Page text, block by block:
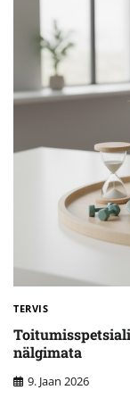
TERVIS
nälgimata
9. Jaan 2026